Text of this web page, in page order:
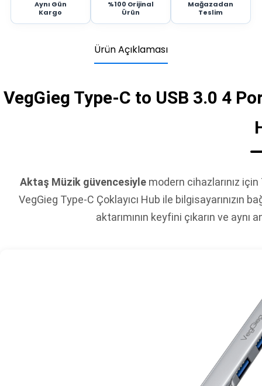
Aynı Gün
Kargo
%100 Orijinal
Ürün
Mağazadan
Teslim
Ürün Açıklaması
VegGieg Type-C to USB 3.0 4
Aktaş Müzik güvencesiyle modern cihazlarınız
VegGieg Type-C Çoklayıcı Hub ile bilgisayarınızın
aktarımının keyfini çıkarın ve